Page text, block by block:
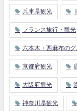
兵庫県観光
フランス旅行・観光
六本木・西麻布のグ
京都府観光
大阪府観光
神奈川県観光